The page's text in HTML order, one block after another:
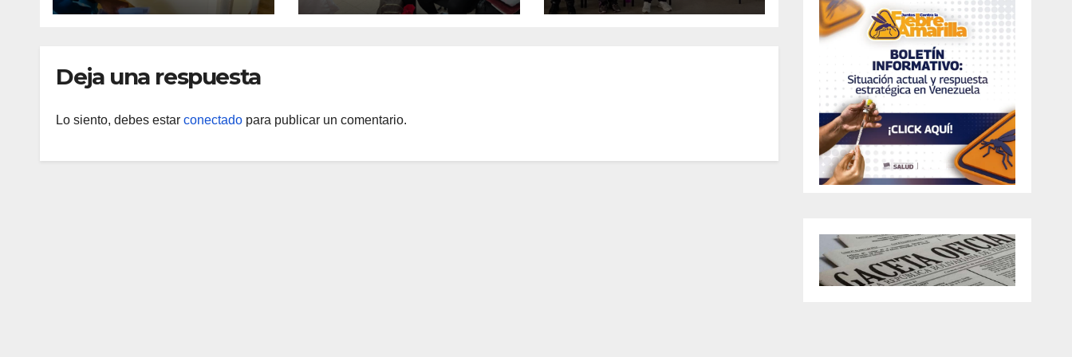
Centro de
respaldo legal y
Deja una respuesta
Lo siento, debes estar conectado para publicar un comentario.